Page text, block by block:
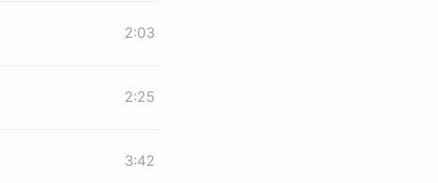
2:03
2:25
3:42